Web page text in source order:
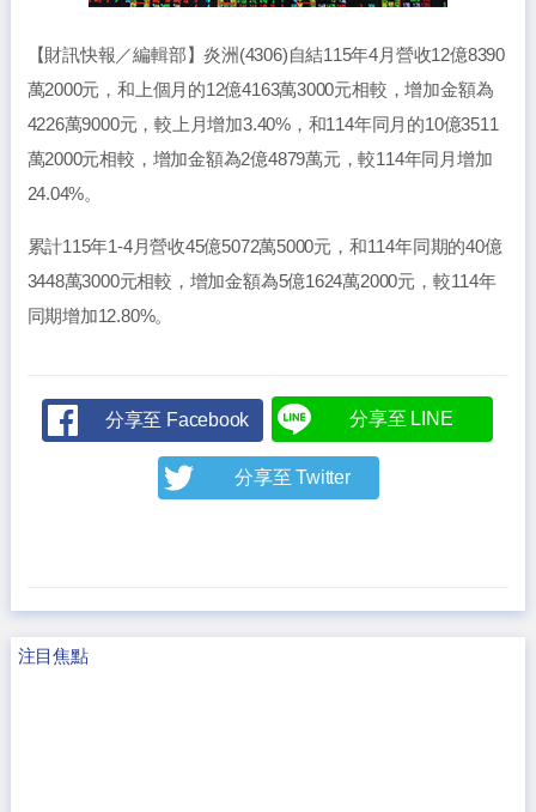
【財訊快報／編輯部】炎洲(4306)自結115年4月營收12億8390
萬2000元，和上個月的12億4163萬3000元相較，增加金額為
4226萬9000元，較上月增加3.40%，和114年同月的10億3511
萬2000元相較，增加金額為2億4879萬元，較114年同月增加
24.04%。
累計115年1-4月營收45億5072萬5000元，和114年同期的40億
3448萬3000元相較，增加金額為5億1624萬2000元，較114年
同期增加12.80%。
分享至 Facebook 分享至 LINE
分享至 Twitter
注目焦點